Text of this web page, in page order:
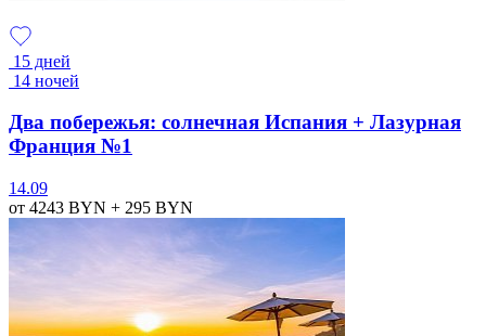
15 дней
14 ночей
Два побережья: солнечная Испания + Лазурная
Франция №1
14.09
от 4243 BYN + 295 BYN